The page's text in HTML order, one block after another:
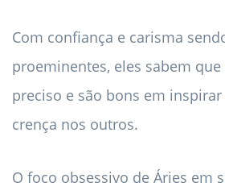
Com confiança e carisma
proeminentes, eles sabem
preciso e são bons em
crença nos outros.
O foco obsessivo de Áries em